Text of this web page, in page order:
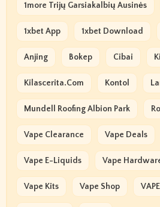
1more Trijų Garsiakalbių Ausinės
1xbet App 1xbet Download
Anjing Bokep Cibai
Kilascerita.com Kontol
Mundell Roofing Albion Park
Vape Clearance Vape Deals
Vape E-Liquids Vape
Vape Kits Vape Shop